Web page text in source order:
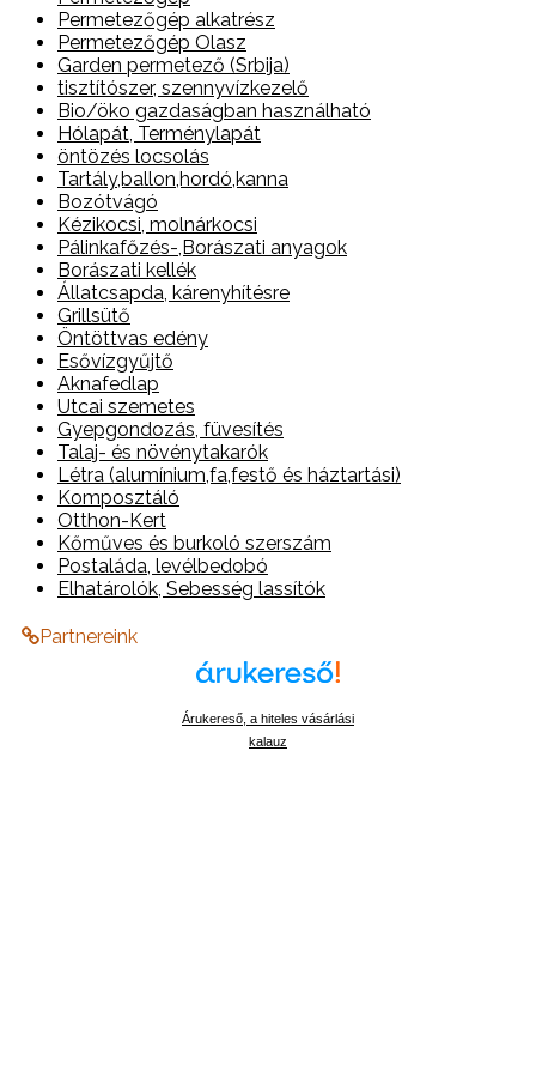
Permetezőgép alkatrész
Permetezőgép Olasz
Garden permetező (Srbija)
tisztítószer, szennyvízkezelő
Bio/öko gazdaságban használható
Hólapát, Terménylapát
öntözés locsolás
Tartály,ballon,hordó,kanna
Bozótvágó
Kézikocsi, molnárkocsi
Pálinkafőzés-,Borászati anyagok
Borászati kellék
Állatcsapda, kárenyhítésre
Grillsütő
Öntöttvas edény
Esővízgyűjtő
Aknafedlap
Utcai szemetes
Gyepgondozás, füvesítés
Talaj- és növénytakarók
Létra (alumínium,fa,festő és háztartási)
Komposztáló
Otthon-Kert
Kőműves és burkoló szerszám
Postaláda, levélbedobó
Elhatárolók, Sebesség lassítók
Partnereink
Árukereső, a hiteles vásárlási
kalauz